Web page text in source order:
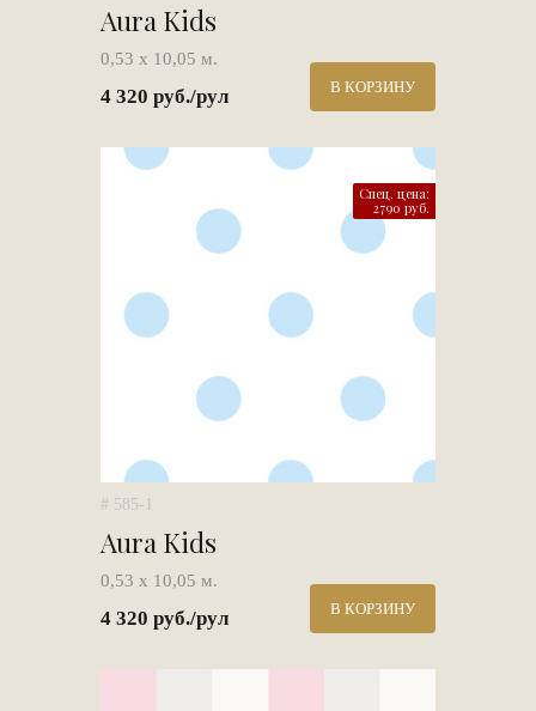
Aura Kids
0,53 х 10,05 м.
4 320 руб./рул В КОРЗИНУ
Спец. цена:
2790 руб.
# 585-1
Aura Kids
0,53 х 10,05 м.
4 320 руб./рул В КОРЗИНУ